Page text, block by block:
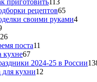
приготовить113
рецептов65
своими руками4
поста11
кухне67
2024-25 в России
для кухни12